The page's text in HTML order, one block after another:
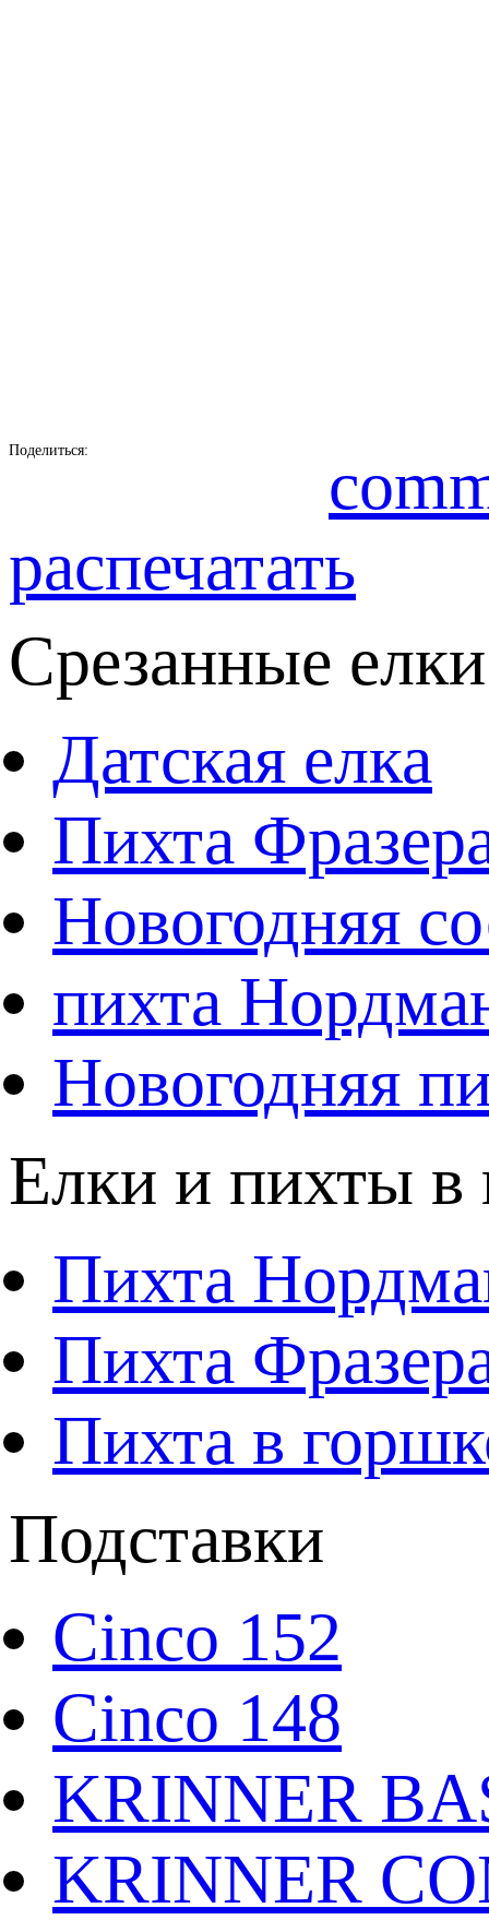
Поделиться:
распечатать
Срезанные
Датская елка
Пихта
Новогодняя
пихта
Новогодняя
Елки и пихты в
Пихта
Пихта
Пихта в
Подставки
Cinco 152
Cinco 148
KRINNER
KRINNER